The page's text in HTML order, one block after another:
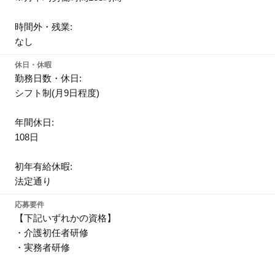
時間外・残業:
なし
休日・休暇
勤務日数・休日:
シフト制(月9日程度)
年間休日:
108日
初年有給休暇:
法定通り
応募要件
【下記いずれかの資格】
・介護初任者研修
・実務者研修